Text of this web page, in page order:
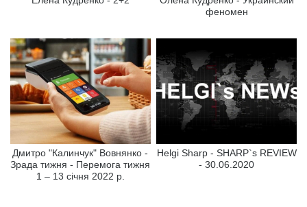
феномен
Дмитро "Калинчук" Вовнянко -
Зрада тижня - Перемога тижня
1 – 13 січня 2022 р.
Helgi Sharp - SHARP`s REVIEW
- 30.06.2020